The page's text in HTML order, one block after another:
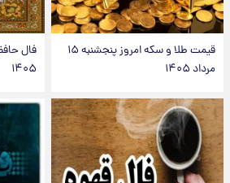
قیمت طلا و سکه امروز پنجشنبه ۱۵
مرداد ۱۴۰۵
۱۴۰۵